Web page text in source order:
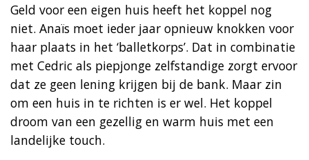
Geld voor een eigen huis heeft het koppel nog
niet. Anaïs moet ieder jaar opnieuw knokken voor
haar plaats in het ‘balletkorps’. Dat in combinatie
met Cedric als piepjonge zelfstandige zorgt ervoor
dat ze geen lening krijgen bij de bank. Maar zin
om een huis in te richten is er wel. Het koppel
droom van een gezellig en warm huis met een
landelijke touch.